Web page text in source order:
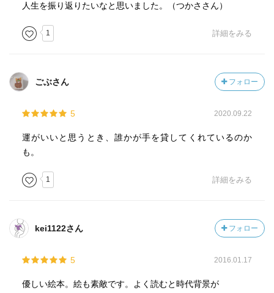
人生を振り返りたいなと思いました。（つかささん）
1 詳細をみる
ごぶさん フォロー
5 2020.09.22
運がいいと思うとき、誰かが手を貸してくれているのか
も。
1 詳細をみる
kei1122さん フォロー
5 2016.01.17
優しい絵本。絵も素敵です。よく読むと時代背景が